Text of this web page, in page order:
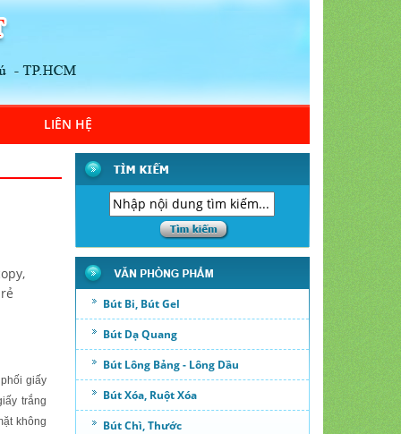
LIÊN HỆ
giấy
trắng
không
Bút Bi, Bút Gel
Bút Dạ Quang
Bút Lông Bảng - Lông Dầu
Bút Xóa, Ruột Xóa
Bút Chì, Thước